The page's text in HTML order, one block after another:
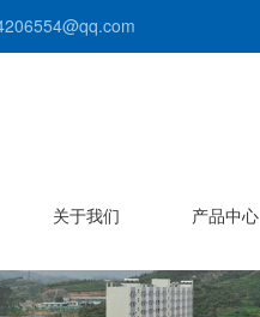
关于我们 产品中心